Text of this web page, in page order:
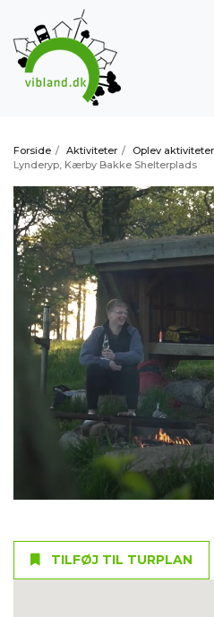
Forside / Aktiviteter / Oplev aktiviteter
Lynderyp, Kærby Bakke Shelterplads
TILFØJ TIL TURPLAN